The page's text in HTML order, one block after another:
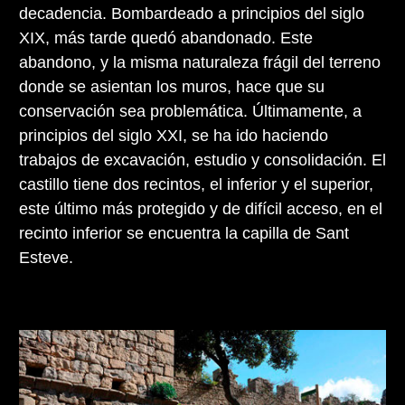
decadencia. Bombardeado a principios del siglo
XIX, más tarde quedó abandonado. Este
abandono, y la misma naturaleza frágil del terreno
donde se asientan los muros, hace que su
conservación sea problemática. Últimamente, a
principios del siglo XXI, se ha ido haciendo
trabajos de excavación, estudio y consolidación. El
castillo tiene dos recintos, el inferior y el superior,
este último más protegido y de difícil acceso, en el
recinto inferior se encuentra la capilla de Sant
Esteve.